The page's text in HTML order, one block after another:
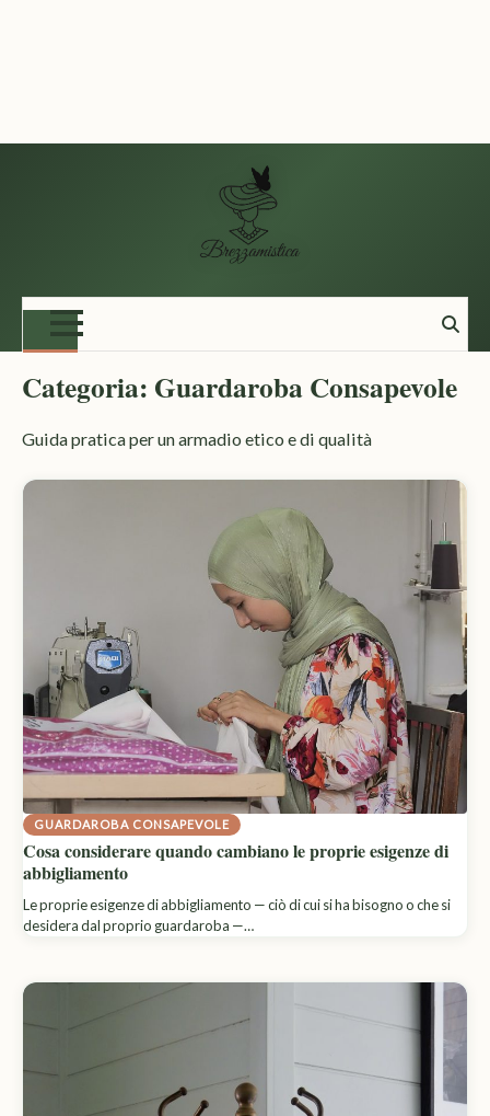
Categoria: Guardaroba Consapevole
Guida pratica per un armadio etico e di qualità
GUARDAROBA CONSAPEVOLE
Cosa considerare quando cambiano le proprie esigenze di
abbigliamento
Le proprie esigenze di abbigliamento — ciò di cui si ha bisogno o che si
desidera dal proprio guardaroba —…